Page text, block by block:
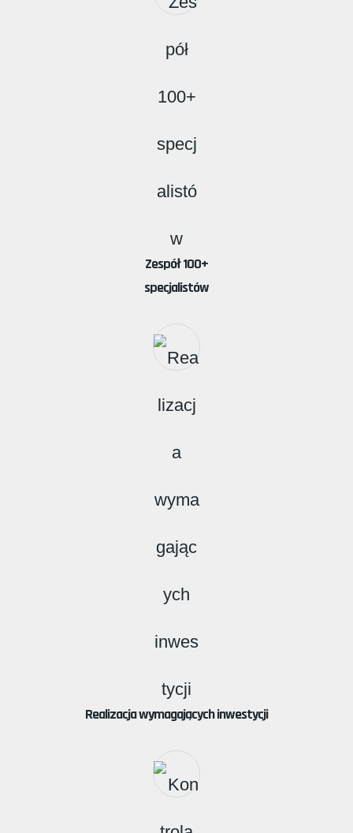
Zespół 100+
specjalistów
Realizacja wymagających inwestycji